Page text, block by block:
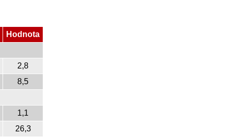
Hodnota
2,8
8,5
1,1
26,3